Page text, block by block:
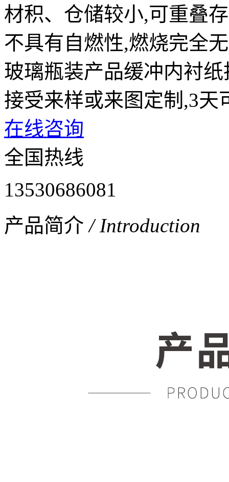
材积、仓储较小,可重叠
不具有自燃性,燃烧完全
玻璃瓶装产品缓冲内衬
接受来样或来图定制,3天
在线咨询
全国热线
13530686081
产品简介 / Introduction